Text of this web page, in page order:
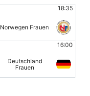
18:35
Norwegen Frauen
16:00
Deutschland
Frauen